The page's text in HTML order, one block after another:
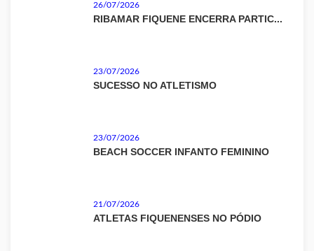
26/07/2026
RIBAMAR FIQUENE ENCERRA PARTIC...
23/07/2026
SUCESSO NO ATLETISMO
23/07/2026
BEACH SOCCER INFANTO FEMININO
21/07/2026
ATLETAS FIQUENENSES NO PÓDIO